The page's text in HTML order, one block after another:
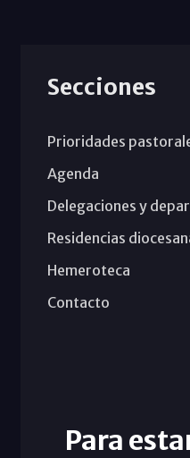
Secciones
Prioridades
Agenda
Delegaciones y
Residencias
Hemeroteca
Contacto
Para